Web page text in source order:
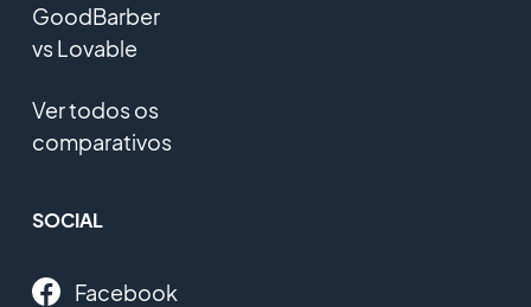
GoodBarber
vs Lovable
Ver todos os
comparativos
SOCIAL
Facebook